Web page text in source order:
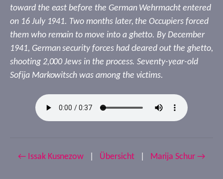
toward the east before the German Wehrmacht entered
on 16 July 1941. Two months later, the Occupiers forced
them who remain to move into a ghetto. By December
1941, German security forces had cleared out the ghetto,
shooting 2,000 Jews in the process. Seventy-year-old
Sofija Markowitsch was among the victims.
← Issak Kusnezow Übersicht Marija Schur →